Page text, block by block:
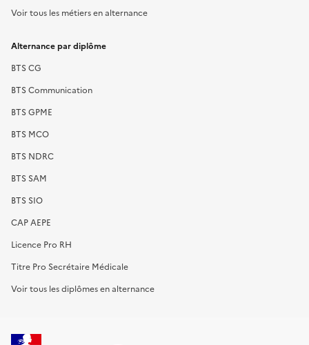
Voir tous les métiers en alternance
Alternance par diplôme
BTS CG
BTS Communication
BTS GPME
BTS MCO
BTS NDRC
BTS SAM
BTS SIO
CAP AEPE
Licence Pro RH
Titre Pro Secrétaire Médicale
Voir tous les diplômes en alternance